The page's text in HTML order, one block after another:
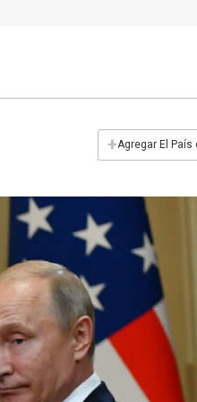
+Agregar El País